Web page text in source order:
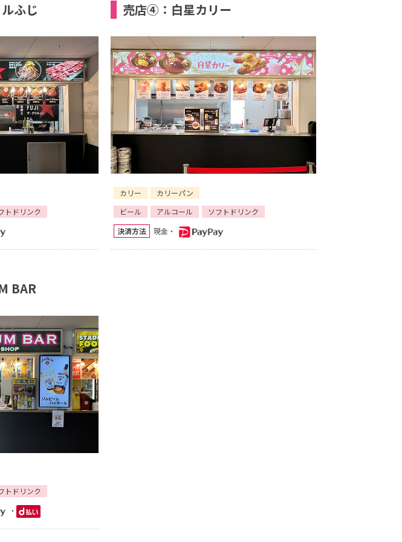
ふじ
トドリンク
売店④：白星カリー
カリー
カリーパン
ビール
アルコール
ソフトドリンク
決済方法
現金・
BAR
トドリンク
・